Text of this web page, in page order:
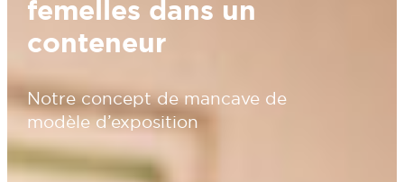
femelles dans un
conteneur
Notre concept de mancave de
modèle d’exposition